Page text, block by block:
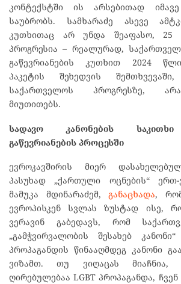
კონტექსტში ის არსებითად
საუბრობს. სამხარაძე ასევე
კუთხითაც არ უნდა შეაფასო, 25
პროგრესია – რეალურად,
გაწევრიანების კუთხით 2024
პაკეტის შეხედვის
საქართველოს პროგრესზე,
მიუთითებს.
სადავო კანონების საკითხი
გაწევრიანების პროცესში
ევროკავშირის მიერ
პასუხად „ქართული ოცნების“
მამუკა მდინარაძემ, განაცხადა,
ევროპისკენ სვლას ზუსტად ისე,
ვერავინ გაბედავს, რომ
„გამჭვირვალობის შესახებ
პროპაგანდის წინააღმდეგ კანონი
ვიზამთ. თუ ვიღაცას
ღირებულებაა LGBT პროპაგანდა,